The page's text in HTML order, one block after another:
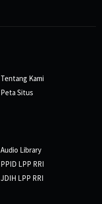
Tentang Kami
Peta Situs
Audio Library
PPID LPP RRI
JDIH LPP RRI